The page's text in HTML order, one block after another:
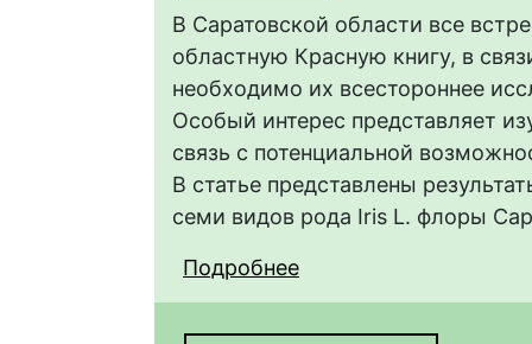
В Саратовской области все
областную Красную книгу, в
необходимо их всестороннее
Особый интерес представляет
связь с потенциальной
В статье представлены
семи видов рода Iris L. флоры
Подробнее
Саратовской области